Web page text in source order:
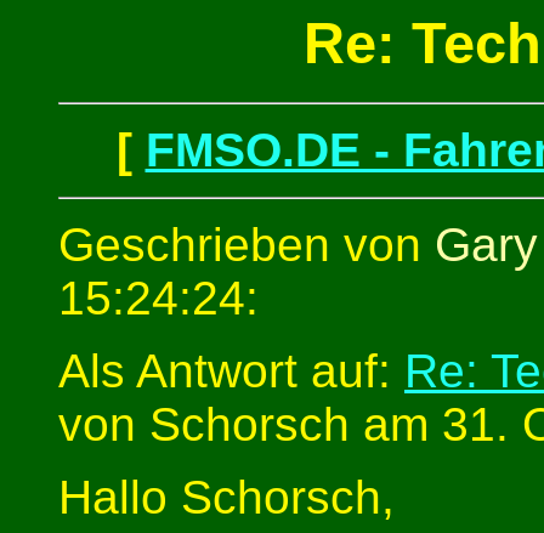
Re:
[ FMSO.DE -
Geschrieben von Gary
15:24:24:
Als Antwort auf: Re:
von Schorsch am 31.
Hallo Schorsch,